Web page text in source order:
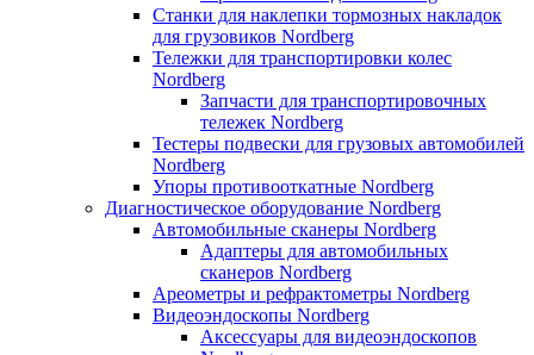
Станки для наклепки тормозных накладок
для грузовиков Nordberg
Тележки для транспортировки колес
Nordberg
Запчасти для транспортировочных
тележек Nordberg
Тестеры подвески для грузовых автомобилей
Nordberg
Упоры противооткатные Nordberg
Диагностическое оборудование Nordberg
Автомобильные сканеры Nordberg
Адаптеры для автомобильных
сканеров Nordberg
Ареометры и рефрактометры Nordberg
Видеоэндоскопы Nordberg
Аксессуары для видеоэндоскопов